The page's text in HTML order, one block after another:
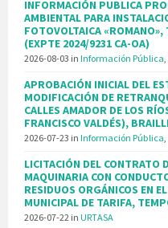
INFORMACIÓN PUBLICA
AMBIENTAL PARA
FOTOVOLTAICA
(EXPTE 2024/9231 CA-OA)
2026-08-03 in Información Pública,
APROBACIÓN INICIAL DEL
MODIFICACIÓN DE
CALLES AMADOR DE LOS
FRANCISCO VALDÉS),
2026-07-23 in Información Pública,
LICITACIÓN DEL CONTRATO
MAQUINARIA CON
RESIDUOS ORGÁNICOS EN
MUNICIPAL DE TARIFA,
2026-07-22 in URTASA